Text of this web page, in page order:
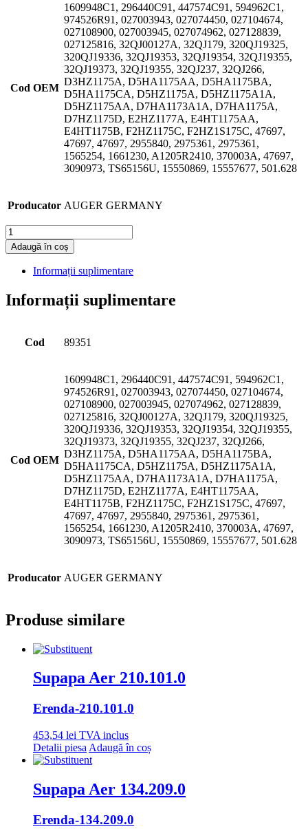
Cod OEM
1609948C1, 296440C91, 447574C91, 594962C1,
974526R91, 027003943, 027074450, 027104674,
027108900, 027003945, 027074962, 027128839,
027125816, 32QJ00127A, 32QJ179, 320QJ19325,
320QJ19336, 32QJ19353, 32QJ19354, 32QJ19355,
32QJ19373, 32QJ19355, 32QJ237, 32QJ266,
D3HZ1175A, D5HA1175AA, D5HA1175BA,
D5HA1175CA, D5HZ1175A, D5HZ1175A1A,
D5HZ1175AA, D7HA1173A1A, D7HA1175A,
D7HZ1175D, E2HZ1177A, E4HT1175AA,
E4HT1175B, F2HZ1175C, F2HZ1S175C, 47697,
47697, 47697, 2955840, 2975361, 2975361,
1565254, 1661230, A1205R2410, 370003A, 47697,
3090973, TS65156U, 15550869, 15557677, 501.628
Producator AUGER GERMANY
Cantitate
Adaugă în coș
Informații suplimentare
Informații suplimentare
Cod 89351
Cod OEM
1609948C1, 296440C91, 447574C91, 594962C1,
974526R91, 027003943, 027074450, 027104674,
027108900, 027003945, 027074962, 027128839,
027125816, 32QJ00127A, 32QJ179, 320QJ19325,
320QJ19336, 32QJ19353, 32QJ19354, 32QJ19355,
32QJ19373, 32QJ19355, 32QJ237, 32QJ266,
D3HZ1175A, D5HA1175AA, D5HA1175BA,
D5HA1175CA, D5HZ1175A, D5HZ1175A1A,
D5HZ1175AA, D7HA1173A1A, D7HA1175A,
D7HZ1175D, E2HZ1177A, E4HT1175AA,
E4HT1175B, F2HZ1175C, F2HZ1S175C, 47697,
47697, 47697, 2955840, 2975361, 2975361,
1565254, 1661230, A1205R2410, 370003A, 47697,
3090973, TS65156U, 15550869, 15557677, 501.628
Producator AUGER GERMANY
Produse similare
Supapa Aer 210.101.0
Erenda-210.101.0
453,54 lei TVA inclus
Detalii piesa Adaugă în coș
Supapa Aer 134.209.0
Erenda-134.209.0